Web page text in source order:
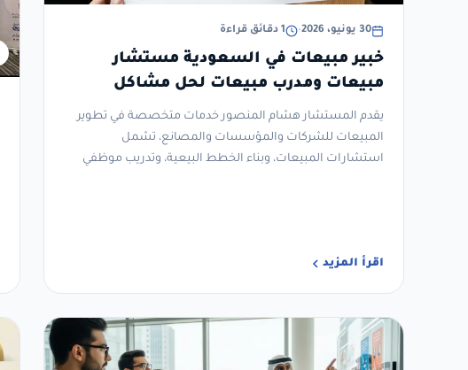
30 يونيو، 2026 • 1 دقائق قراءة
خبير مبيعات في السعودية مستشار
مبيعات ومدرب مبيعات لحل مشاكل
المبيعات وزيادة المبيعات
يقدم المستشار هشام المنصور خدمات متخصصة في تطوير
المبيعات للشركات والمؤسسات والمصانع، تشمل
استشارات المبيعات، وبناء الخطط البيعية، وتدريب موظفي
اقرأ المزيد